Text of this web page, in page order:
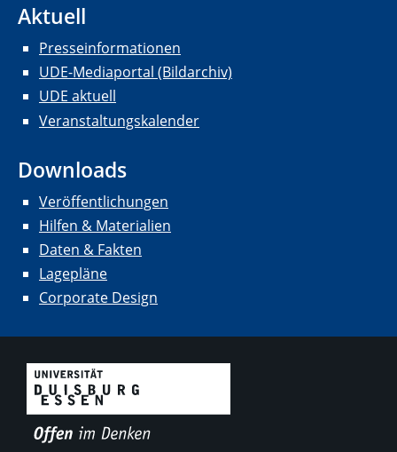
Aktuell
Presseinformationen
UDE-Mediaportal (Bildarchiv)
UDE aktuell
Veranstaltungskalender
Downloads
Veröffentlichungen
Hilfen & Materialien
Daten & Fakten
Lagepläne
Corporate Design